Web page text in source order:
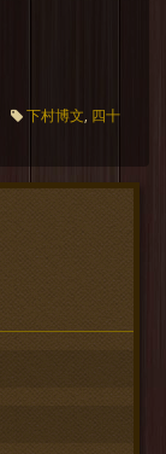
下村博文, 四十